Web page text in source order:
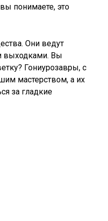
понимаете, это
Они ведут
выходками. Вы
Гониурозавры, с
мастерством, а их
за гладкие